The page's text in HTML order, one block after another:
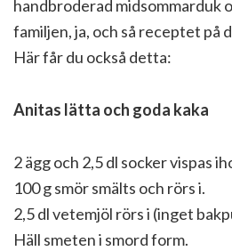
handbroderad midsommarduk
familjen, ja, och så receptet på
Här får du också detta:
Anitas lätta och goda kaka
2 ägg och 2,5 dl socker vispas
100 g smör smälts och rörs i.
2,5 dl vetemjöl rörs i (inget
Häll smeten i smord form.